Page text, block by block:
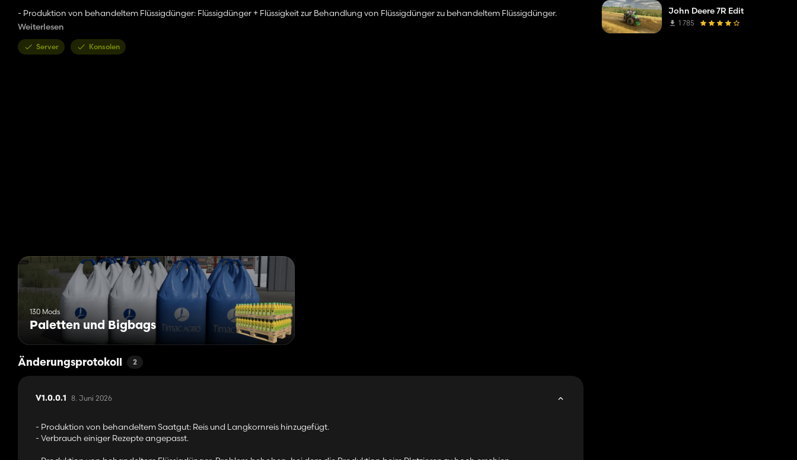
- Produktion von behandeltem Flüssigdünger: Flüssigdünger + Flüssigkeit zur Behandlung von Flüssigdünger zu behandeltem Flüssigdünger.
- Preis: 35000 €
Paletten:
Dekorativ:
- Pilzer-Zelt:
- Wartung: 1 €/Tag
- Pilzer-Schild:
- Preis: 20 €
- Wartung: 1 €/Tag
Weiterlesen
Server Konsolen
130 Mods
Paletten und Bigbags
Änderungsprotokoll 2
V1.0.0.1 8. Juni 2026
- Produktion von behandeltem Saatgut: Reis und Langkornreis hinzugefügt.
- Verbrauch einiger Rezepte angepasst.
John Deere 7R Edit
1 785